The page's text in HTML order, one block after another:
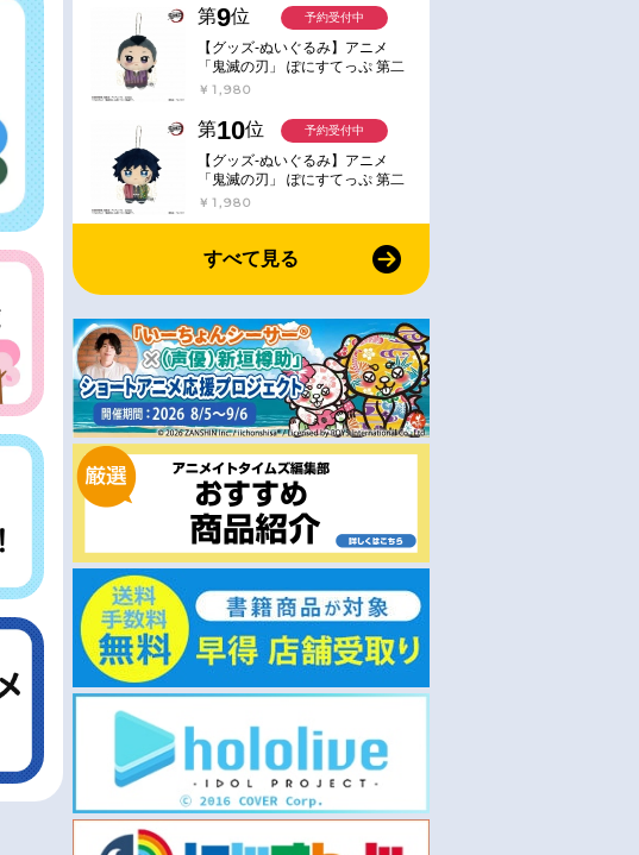
第9位
【グッズ-ぬいぐるみ】アニメ
「鬼滅の刃」 ぽにすてっぷ 第二
弾 不死川 玄弥
￥1,980
予約受付中
第10位
【グッズ-ぬいぐるみ】アニメ
「鬼滅の刃」 ぽにすてっぷ 第二
弾 冨岡 義勇
￥1,980
予約受付中
すべて見る